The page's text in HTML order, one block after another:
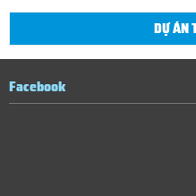
DỰ ÁN
Facebook